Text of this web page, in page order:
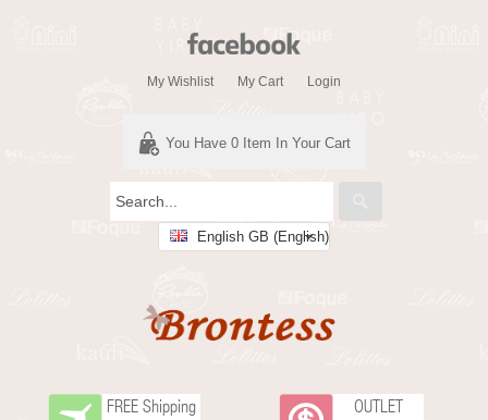
My Wishlist My Cart Login
You Have 0 Item In Your Cart
English GB (English)
FREE Shipping OUTLET